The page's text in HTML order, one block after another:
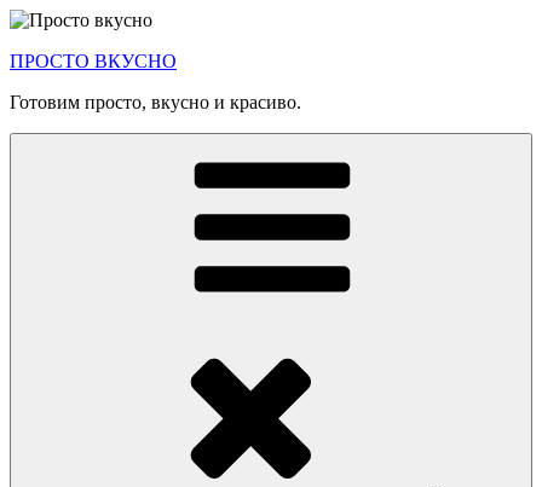
Перейти
содержимому
ПРОСТО ВКУСНО
Готовим просто, вкусно и красиво.